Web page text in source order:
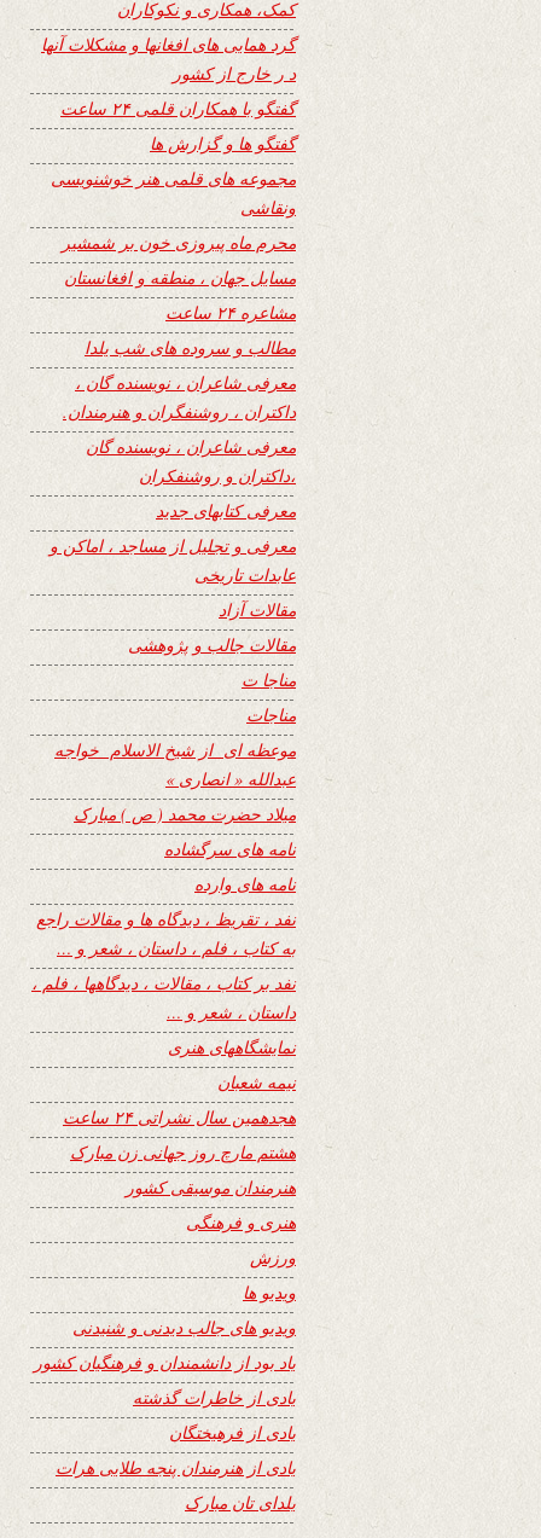
کمک، همکاری و نکوکاران
گرد همایی های افغانها و مشکلات آنها
د ر خارج از کشور
گفتگو با همکاران قلمی ۲۴ ساعت
گفتگو ها و گزارش ها
مجموعه های قلمی هنر خوشنویسی
ونقاشی
محرم ماه پیروزی خون بر شمشیر
مسایل جهان ، منطقه و افغانستان
مشاعره ۲۴ ساعت
مطالب و سروده های شب یلدا
معرفی شاعران ، نویسنده گان ،
داکتران ، روشنفگران و هنرمندان.
معرفی شاعران ، نویسنده گان
،داکتران و روشنفکران
معرفی کتابهای جدید
معرفی و تجلیل از مساجد ، اماکن و
عابدات تاریخی
مقالات آزاد
مقالات جالب و پژوهشی
مناجا ت
مناجات
موعظه ای از شیخ الاسلام خواجه
عبدالله « انصاری »
میلاد حضرت محمد ( ص ) مبارک
نامه های سرگشاده
نامه های وارده
نفد ، تقریظ ، دیدگاه ها و مقالات راجع
به کتاب ، فلم ، داستان ، شعر و …
نفد بر کتاب ، مقالات ، دیدگاهها ، فلم ،
داستان ، شعر و …
نمایشگاههای هنری
نیمه شعبان
هجدهمین سال نشراتی ۲۴ ساعت
هشتم مارچ روز جهانی زن مبارک
هنرمندان موسیقی کشور
هنری و فرهنگی
ورزش
ویدیو ها
ویدیو های جالب دیدنی و شنیدنی
یاد بود از دانشمندان و فرهنگیان کشور
یادی از خاطرات گذشته
یادی از فرهیختگان
یادی از هنرمندان پنجه طلایی هرات
یلدای تان مبارک